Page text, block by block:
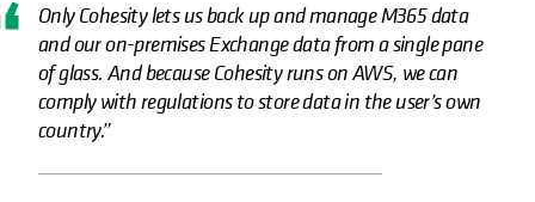
Only Cohesity lets us back up and manage M365 data
and our on-premises Exchange data from a single pane
of glass. And because Cohesity runs on AWS, we can
comply with regulations to store data in the user’s own
country.”